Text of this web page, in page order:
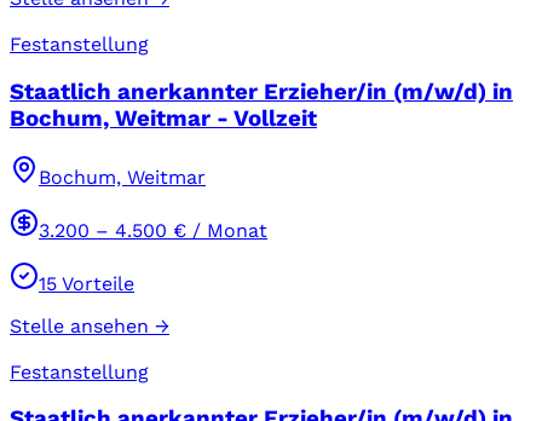
Festanstellung
Staatlich anerkannter Erzieher/in (m/w/d) in
Bochum, Weitmar - Vollzeit
Bochum, Weitmar
3.200 – 4.500 € / Monat
15 Vorteile
Stelle ansehen →
Festanstellung